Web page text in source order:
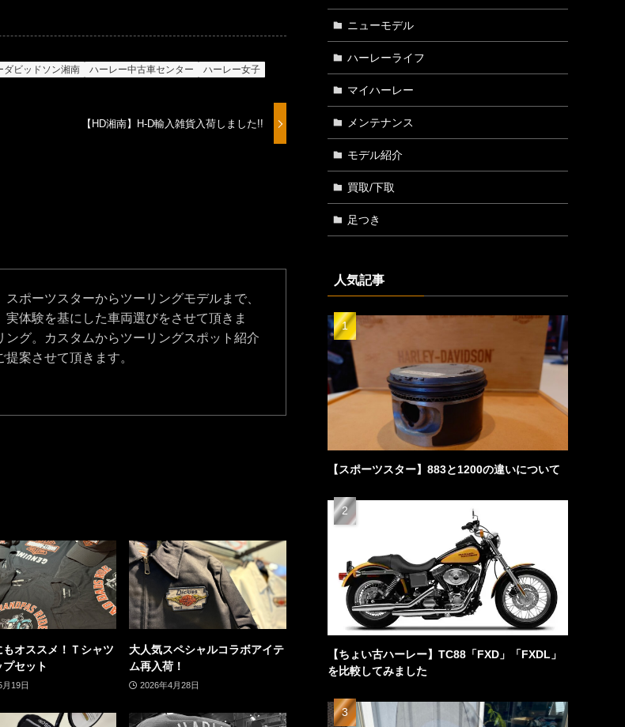
ダビッドソン湘南 ハーレー中古車センター ハーレー女子
【HD湘南】H-D輸入雑貨入荷しました!!
ポーツスターからツーリングモデルまで、
体験を基にした車両選びをさせて頂きま
グ。カスタムからツーリングスポット紹介
案させて頂きます。
もオススメ！Ｔシャツ
プセット
19日
大人気スペシャルコラボアイテ
ム再入荷！
2026年4月28日
ニューモデル
ハーレーライフ
マイハーレー
メンテナンス
モデル紹介
買取/下取
足つき
人気記事
【スポーツスター】883と1200の違いについて
【ちょい古ハーレー】TC88「FXD」「FXDL」
を比較してみました